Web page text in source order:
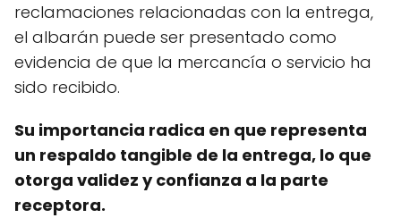
reclamaciones relacionadas con la entrega,
el albarán puede ser presentado como
evidencia de que la mercancía o servicio ha
sido recibido.
Su importancia radica en que representa
un respaldo tangible de la entrega, lo que
otorga validez y confianza a la parte
receptora.